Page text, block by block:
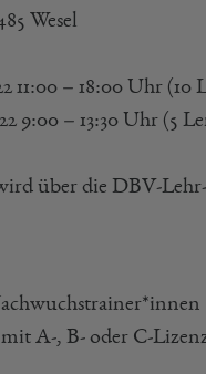
Wesel
11:00 – 18:00 Uhr
9:00 – 13:30 Uhr (5
über die DBV-
A-, B- oder C-